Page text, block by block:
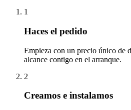
1
Haces el pedido
Empieza con un precio único de
alcance contigo en el arranque.
2
Creamos e instalamos